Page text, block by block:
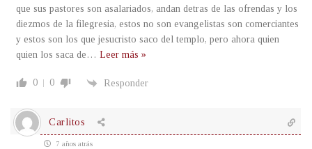
que sus pastores son asalariados, andan detras de las ofrendas y los
diezmos de la filegresia, estos no son evangelistas son comerciantes
y estos son los que jesucristo saco del templo, pero ahora quien
quien los saca de … Leer más »
0 0 Responder
Carlitos
7 años atrás